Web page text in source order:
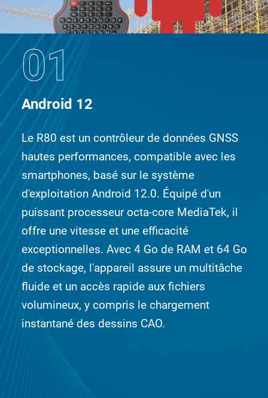
01
Android 12
Le R80 est un contrôleur de données GNSS
hautes performances, compatible avec les
smartphones, basé sur le système
d'exploitation Android 12.0. Équipé d'un
puissant processeur octa-core MediaTek, il
offre une vitesse et une efficacité
exceptionnelles. Avec 4 Go de RAM et 64 Go
de stockage, l'appareil assure un multitâche
fluide et un accès rapide aux fichiers
volumineux, y compris le chargement
instantané des dessins CAO.